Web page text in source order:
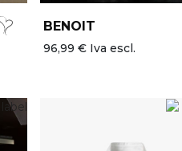
BENOIT
96,99 € Iva escl.